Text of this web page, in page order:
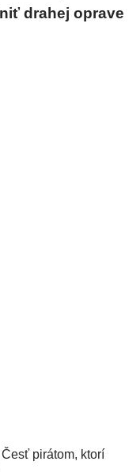
drahej oprave
pirátom, ktorí